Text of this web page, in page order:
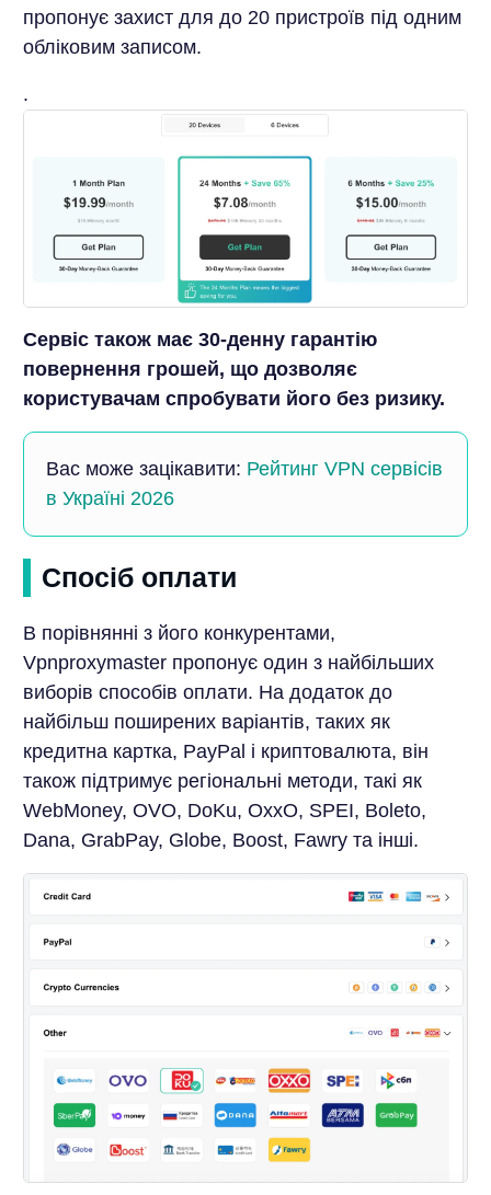
пропонує захист для до 20 пристроїв під одним
обліковим записом.
.
Сервіс також має 30-денну гарантію
повернення грошей, що дозволяє
користувачам спробувати його без ризику.
Вас може зацікавити: Рейтинг VPN сервісів
в Україні 2026
Спосіб оплати
В порівнянні з його конкурентами,
Vpnproxymaster пропонує один з найбільших
виборів способів оплати. На додаток до
найбільш поширених варіантів, таких як
кредитна картка, PayPal і криптовалюта, він
також підтримує регіональні методи, такі як
WebMoney, OVO, DoKu, OxxO, SPEI, Boleto,
Dana, GrabPay, Globe, Boost, Fawry та інші.